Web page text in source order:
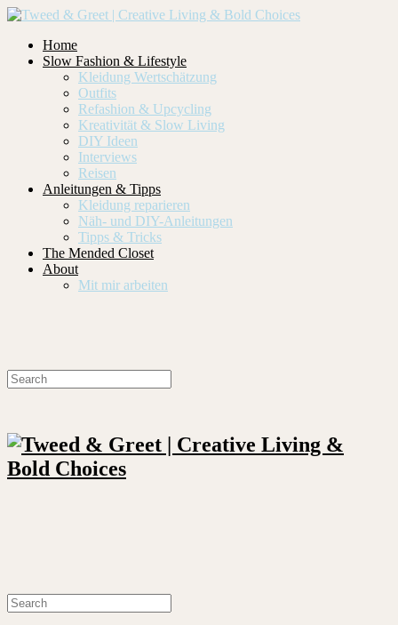
Home
Slow Fashion & Lifestyle
Kleidung Wertschätzung
Outfits
Refashion & Upcycling
Kreativität & Slow Living
DIY Ideen
Interviews
Reisen
Anleitungen & Tipps
Kleidung reparieren
Näh- und DIY-Anleitungen
Tipps & Tricks
The Mended Closet
About
Mit mir arbeiten